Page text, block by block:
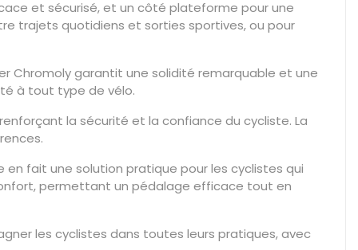
et sécurisé, et un côté plateforme pour une
trajets quotidiens et sorties sportives, ou pour
Chromoly garantit une solidité remarquable et une
à tout type de vélo.
la sécurité et la confiance du cycliste. La
en fait une solution pratique pour les cyclistes qui
permettant un pédalage efficace tout en
les cyclistes dans toutes leurs pratiques, avec